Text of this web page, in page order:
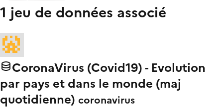
1 jeu de données associé
CoronaVirus (Covid19) - Evolution
par pays et dans le monde (maj
quotidienne) coronavirus